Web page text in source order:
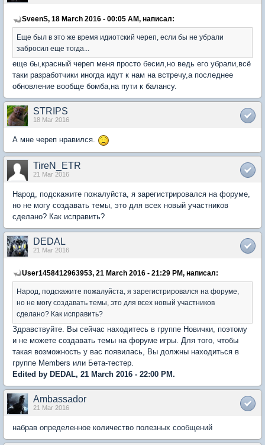
SveenS, 18 March 2016 - 00:05 AM, написал:
Еще был в это же время идиотский череп, если бы не убрали
забросил еще тогда...
еще бы,красный череп меня просто бесил,но ведь его убрали,всё
таки разработчики иногда идут к нам на встречу,а последнее
обновление вообще бомба,на пути к балансу.
STRIPS
18 Mar 2016
А мне череп нравился.
TireN_ETR
21 Mar 2016
Народ, подскажите пожалуйста, я зарегистрировался на форуме,
но не могу создавать темы, это для всех новый участников
сделано? Как исправить?
DEDAL
21 Mar 2016
User1458412963953, 21 March 2016 - 21:29 PM, написал:
Народ, подскажите пожалуйста, я зарегистрировался на форуме,
но не могу создавать темы, это для всех новый участников
сделано? Как исправить?
Здравствуйте. Вы сейчас находитесь в группе Новички, поэтому
и не можете создавать темы на форуме игры. Для того, чтобы
такая возможность у вас появилась, Вы должны находиться в
группе Members или Бета-тестер.
Edited by DEDAL, 21 March 2016 - 22:00 PM.
Ambassador
21 Mar 2016
набрав определенное количество полезных сообщений